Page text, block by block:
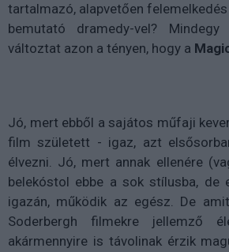
tartalmazó, alapvetően
bemutató dramedy-vel?
változtat azon a tényen, hogy a
Jó, mert ebből a sajátos műfaji
film született - igaz, azt
élvezni. Jó, mert annak ellenére
belekóstol ebbe a sok stílusba, de
igazán, működik az egész. De
Soderbergh filmekre jellemző
akármennyire is távolinak érzik